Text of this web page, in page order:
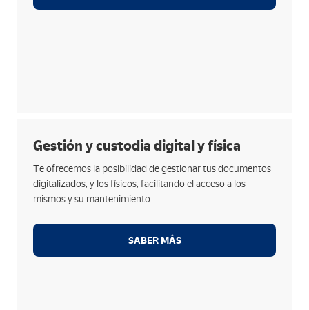
Utilización de sistemas de reconocimiento
Gestión y custodia digital y física
Te ofrecemos la posibilidad de gestionar tus documentos
digitalizados, y los físicos, facilitando el acceso a los
mismos y su mantenimiento.
SABER MÁS
Opciones
Disfruta de un sistema de conexiones seguras para
la consulta de la información archivada.
Integra la solución de gestión y consulta con
realización de tareas administrativas.